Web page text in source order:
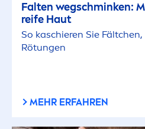
Falten wegschminken:
reife Haut
So kaschieren Sie Fältchen,
Rötungen
MEHR ERFAHREN